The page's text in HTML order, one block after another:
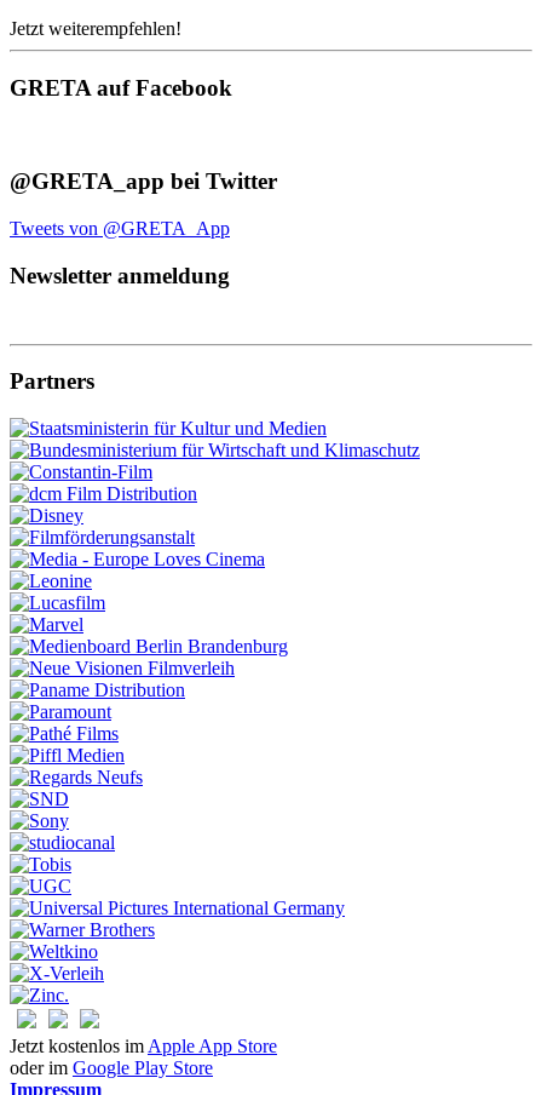
Jetzt weiterempfehlen!
GRETA auf Facebook
@GRETA_app bei Twitter
Tweets von @GRETA_App
Newsletter anmeldung
Partners
Jetzt kostenlos im Apple App Store
oder im Google Play Store
Impressum